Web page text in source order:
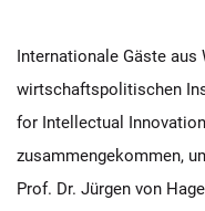
Internationale Gäste aus
wirtschaftspolitischen
for Intellectual
zusammengekommen,
Prof. Dr. Jürgen von